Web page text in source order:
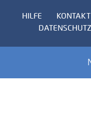
HILFE KONTAKT
DATENSCHUTZ